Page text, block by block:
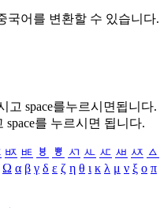
국어를 변환할 수 있습니다.
고 space를누르시면됩니다.
space를 누르시면 됩니다.
ㅶ ㅷ ㅸ ㅹ ㅺ ㅻ ㅼ ㅽ ㅾ ㅿ
Ω α β γ δ ε ζ η θ ι κ λ μ ν ξ ο π